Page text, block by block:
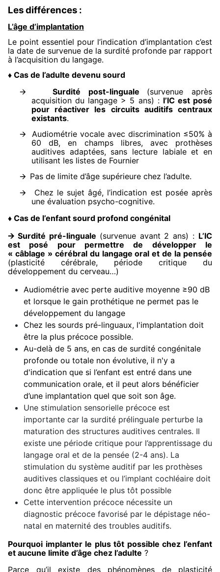
Les différences :
L’âge d’implantation
Le point essentiel pour l’indication d’implantation c’est
la date de survenue de la surdité profonde par rapport
à l’acquisition du langage.
♦ Cas de l’adulte devenu sourd
🡪 Surdité post-linguale (survenue après
acquisition du langage > 5 ans) : l’IC est posé
pour réactiver les circuits auditifs centraux
existants.
🡪
Audiométrie vocale avec discrimination ≤50% à
60 dB, en champs libres, avec prothèses
auditives adaptées, sans lecture labiale et en
utilisant les listes de Fournier
🡪 Pas de limite d’âge supérieure chez l’adulte.
🡪
Chez le sujet âgé, l’indication est posée après
une évaluation psycho-cognitive.
♦ Cas de l’enfant sourd profond congénital
🡪 Surdité pré-linguale (survenue avant 2 ans) : L’IC
est posé pour permettre de développer le
« câblage » cérébral du langage oral et de la pensée
(plasticité cérébrale, période critique du
développement du cerveau…)
Audiométrie avec perte auditive moyenne ≥90 dB
et lorsque le gain prothétique ne permet pas le
développement du langage
Chez les sourds pré-linguaux, l'implantation doit
être la plus précoce possible.
Au-delà de 5 ans, en cas de surdité congénitale
profonde ou totale non évolutive, il n'y a
d'indication que si l’enfant est entré dans une
communication orale, et il peut alors bénéficier
d’une implantation quel que soit son âge.
Une stimulation sensorielle précoce est
importante car la surdité prélinguale perturbe la
maturation des structures auditives centrales. Il
existe une période critique pour l’apprentissage du
langage oral et de la pensée (2-4 ans). La
stimulation du système auditif par les prothèses
auditives classiques et ou l’implant cochléaire doit
donc être appliquée le plus tôt possible
Cette intervention précoce nécessite un
diagnostic précoce favorisé par le dépistage néo-
natal en maternité des troubles auditifs.
Pourquoi implanter le plus tôt possible chez l’enfant
et aucune limite d’âge chez l’adulte ?
Parce qu’il existe des phénomènes de plasticité